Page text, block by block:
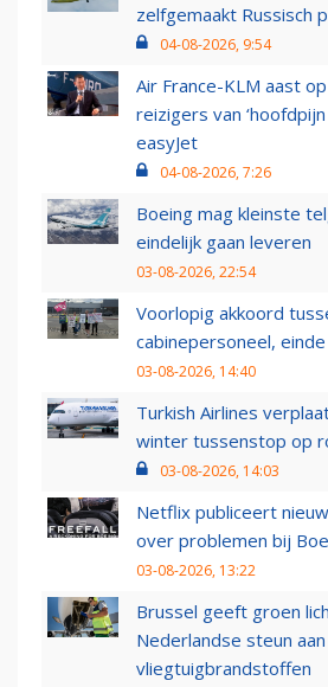
zelfgemaakt Russisch
04-08-2026, 9:54
Air France-KLM aast
reizigers van
easyJet
04-08-2026, 7:26
Boeing mag kleinste
eindelijk gaan leveren
03-08-2026, 22:54
Voorlopig akkoord
cabinepersoneel,
03-08-2026, 14:40
Turkish Airlines
winter tussenstop op
03-08-2026, 14:03
Netflix publiceert
over problemen bij
03-08-2026, 13:22
Brussel geeft groen
Nederlandse steun
vliegtuigbrandstoffen